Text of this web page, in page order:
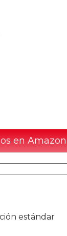
en Amazon
estándar